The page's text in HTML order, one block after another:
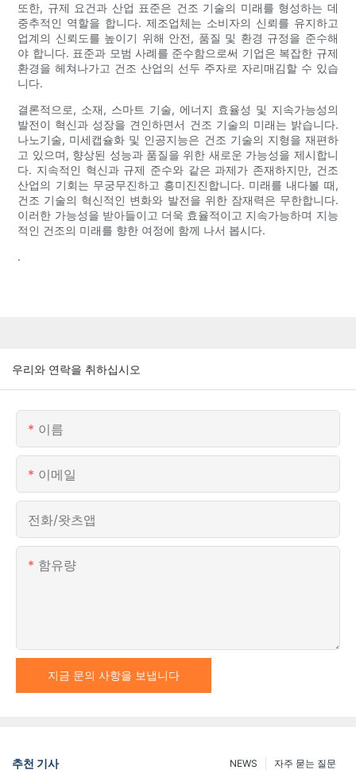
또한, 규제 요건과 산업 표준은 건조 기술의 미래를 형성하는 데
중추적인 역할을 합니다. 제조업체는 소비자의 신뢰를 유지하고
업계의 신뢰도를 높이기 위해 안전, 품질 및 환경 규정을 준수해
야 합니다. 표준과 모범 사례를 준수함으로써 기업은 복잡한 규제
환경을 헤쳐나가고 건조 산업의 선두 주자로 자리매김할 수 있습
니다.
결론적으로, 소재, 스마트 기술, 에너지 효율성 및 지속가능성의
발전이 혁신과 성장을 견인하면서 건조 기술의 미래는 밝습니다.
나노기술, 미세캡슐화 및 인공지능은 건조 기술의 지형을 재편하
고 있으며, 향상된 성능과 품질을 위한 새로운 가능성을 제시합니
다. 지속적인 혁신과 규제 준수와 같은 과제가 존재하지만, 건조
산업의 기회는 무궁무진하고 흥미진진합니다. 미래를 내다볼 때,
건조 기술의 혁신적인 변화와 발전을 위한 잠재력은 무한합니다.
이러한 가능성을 받아들이고 더욱 효율적이고 지속가능하며 지능
적인 건조의 미래를 향한 여정에 함께 나서 봅시다.
.
우리와 연락을 취하십시오
이름
이메일
전화/왓츠앱
함유량
지금 문의 사항을 보냅니다
추천 기사 자주 묻는 질문
NEWS